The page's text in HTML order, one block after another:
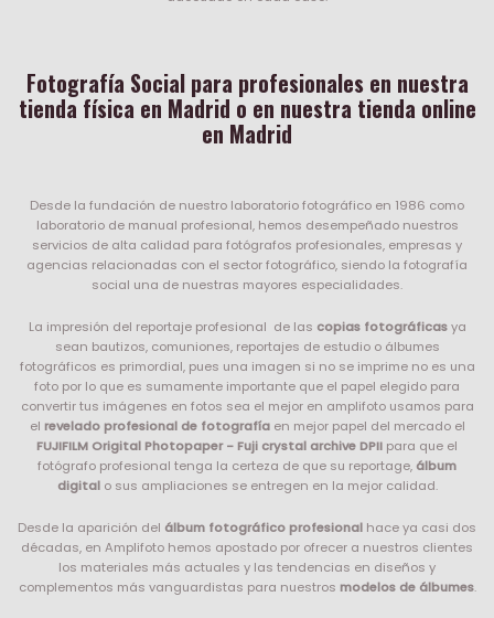
Fotografía Social para profesionales en nuestra
tienda física en Madrid o en nuestra tienda online
en Madrid
Desde la fundación de nuestro laboratorio fotográfico en 1986 como
laboratorio de manual profesional, hemos desempeñado nuestros
servicios de alta calidad para fotógrafos profesionales, empresas y
agencias relacionadas con el sector fotográfico, siendo la fotografía
social una de nuestras mayores especialidades.
La impresión del reportaje profesional de las copias fotográficasya
sean bautizos, comuniones, reportajes de estudio o álbumes
fotográficos es primordial, pues una imagen si no se imprime no es una
foto por lo que es sumamente importante que el papel elegido para
convertir tus imágenes en fotos sea el mejor en amplifoto usamos para
el revelado profesional de fotografíaen mejor papel del mercado el
FUJIFILM Origital Photopaper - Fuji crystal archive DPII para que el
fotógrafo profesional tenga la certeza de que su reportage, álbum
digital o sus ampliaciones se entregen en la mejor calidad.
Desde la aparición del álbum fotográfico profesional hace ya casi dos
décadas, en Amplifoto hemos apostado por ofrecer a nuestros clientes
los materiales más actuales y las tendencias en diseños y
complementos más vanguardistas para nuestros modelos de álbumes.